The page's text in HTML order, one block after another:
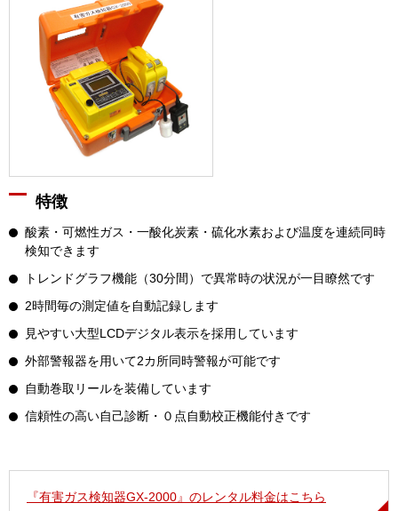
特徴
酸素・可燃性ガス・一酸化炭素・硫化水素および温度を連続同時
検知できます
トレンドグラフ機能（30分間）で異常時の状況が一目瞭然です
2時間毎の測定値を自動記録します
見やすい大型LCDデジタル表示を採用しています
外部警報器を用いて2カ所同時警報が可能です
自動巻取リールを装備しています
信頼性の高い自己診断・０点自動校正機能付きです
『有害ガス検知器GX-2000』のレンタル料金はこちら